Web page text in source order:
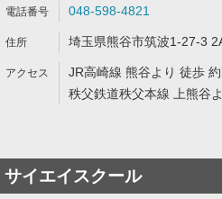
048-598-4821
埼玉県熊谷市筑波1-27-3
JR高崎線 熊谷より 徒歩
秩父鉄道秩父本線 上熊谷
サイエイスクール